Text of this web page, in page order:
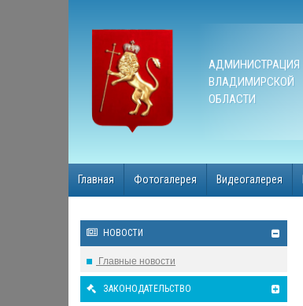
АДМИНИСТРАЦИЯ
ВЛАДИМИРСКОЙ
ОБЛАСТИ
Главная Фотогалерея Видеогалерея
НОВОСТИ
Главные новости
ЗАКОНОДАТЕЛЬСТВО